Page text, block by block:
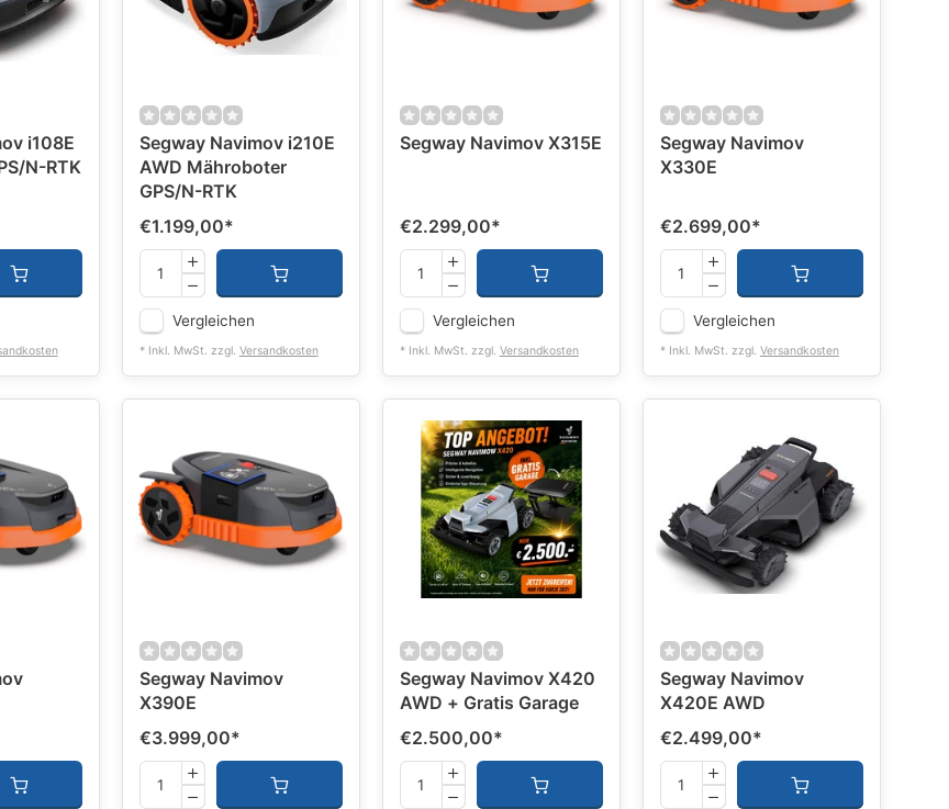
i108E
N-RTK
Segway Navimov i210E
AWD Mähroboter
GPS/N-RTK
€1.199,00*
Vergleichen
* Inkl. MwSt. zzgl. Versandkosten
Segway Navimov X315E
€2.299,00*
Vergleichen
* Inkl. MwSt. zzgl. Versandkosten
Segway Navimov
X330E
€2.699,00*
Vergleichen
* Inkl. MwSt. zzgl. Versandkosten
Segway Navimov
X390E
€3.999,00*
Segway Navimov X420
AWD + Gratis Garage
€2.500,00*
Segway Navimov
X420E AWD
€2.499,00*